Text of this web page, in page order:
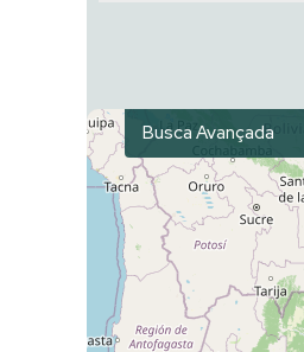
Busca Avançada